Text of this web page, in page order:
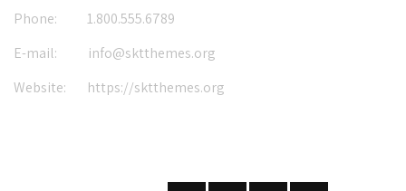
Phone:
1.800.555.6789
E-mail:
info@sktthemes.org
Website:
https://sktthemes.org